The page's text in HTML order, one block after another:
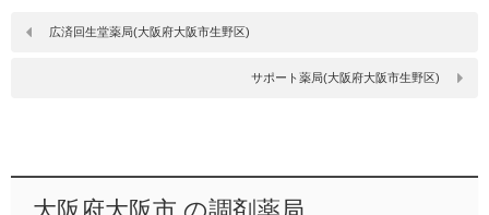
広済回生堂薬局(大阪府大阪市生野区)
サポート薬局(大阪府大阪市生野区)